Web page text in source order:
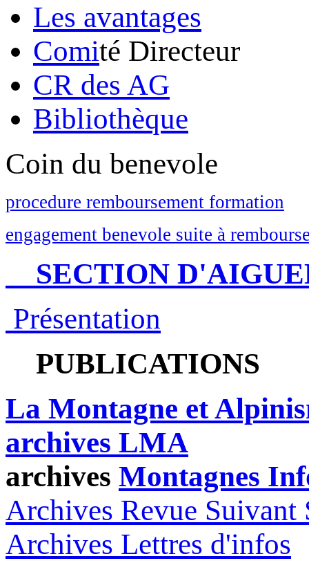
Les avantages
Comité Directeur
CR des AG
Bibliothèque
Coin du benevole
procedure remboursement formation
engagement benevole suite à
SECTION
Présentation
PUBLICATIONS
La Montagne et
archives LMA
archives Montagnes
Archives Revue Suivant
Archives Lettres d'infos